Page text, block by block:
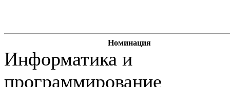
Номинация
Информатика и
программирование